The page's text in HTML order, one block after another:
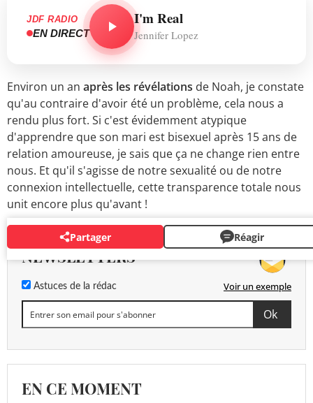
JDF RADIO
EN DIRECT
I'm Real
Jennifer Lopez
Environ un an après les révélations de Noah, je constate
qu'au contraire d'avoir été un problème, cela nous a
rendu plus fort. Si c'est évidemment atypique
d'apprendre que son mari est bisexuel après 15 ans de
relation amoureuse, je sais que ça ne change rien entre
nous. Et qu'il s'agisse de notre sexualité ou de notre
connexion intellectuelle, cette transparence totale nous
unit encore plus qu'avant !
Partager Réagir
NEWSLETTERS
Astuces de la rédac Voir un exemple
EN CE MOMENT